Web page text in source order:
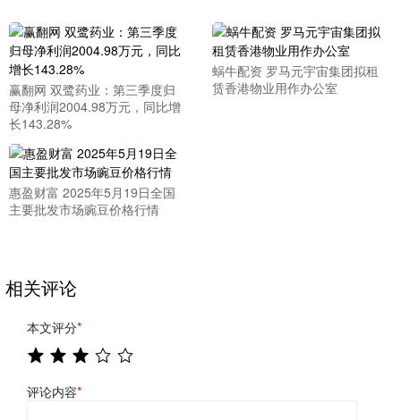
赢翻网 双鹭药业：第三季度归
母净利润2004.98万元，同比增
长143.28%
蜗牛配资 罗马元宇宙集团拟租
赁香港物业用作办公室
惠盈财富 2025年5月19日全国
主要批发市场豌豆价格行情
相关评论
本文评分*
评论内容*